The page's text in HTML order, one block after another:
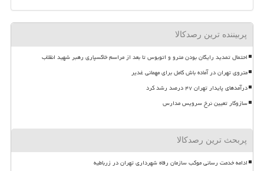
پربیننده ترین رصدکالا
احتمال تمدید رایگان بودن مترو و اتوبوس تا بعد از مراسم خاکسپاری رهبر شهید انقلاب
متروی تهران در آماده باش کامل برای مهمانی غدیر
درآمدهای پایدار تهران ۴۷ درصد رشد کرد
سازوکار تعیین نرخ سرویس مدارس
پربحث ترین رصدکالا
ادامه خدمت رسانی موکب سازمان رفاه شهرداری تهران در زرباطیه